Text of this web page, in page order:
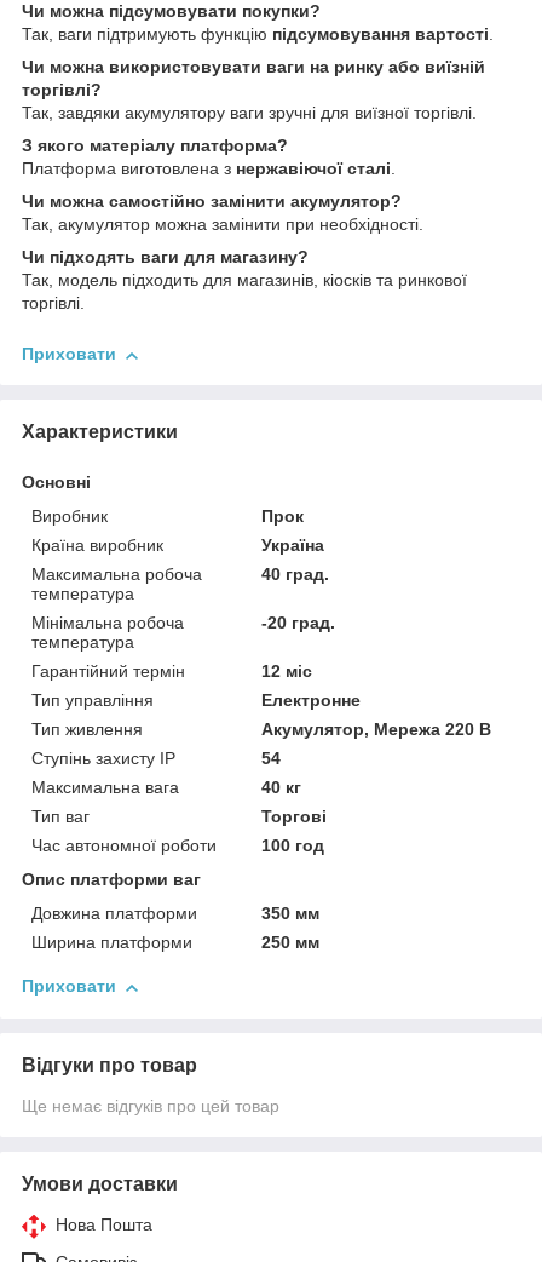
Чи можна підсумовувати покупки?
Так, ваги підтримують функцію підсумовування вартості.
Чи можна використовувати ваги на ринку або виїзній
торгівлі?
Так, завдяки акумулятору ваги зручні для виїзної торгівлі.
З якого матеріалу платформа?
Платформа виготовлена з нержавіючої сталі.
Чи можна самостійно замінити акумулятор?
Так, акумулятор можна замінити при необхідності.
Чи підходять ваги для магазину?
Так, модель підходить для магазинів, кіосків та ринкової
торгівлі.
Приховати
Характеристики
Основні
Виробник
Прок
Країна виробник
Україна
Максимальна робоча
температура
40 град.
Мінімальна робоча
температура
-20 град.
Гарантійний термін
12 міс
Тип управління
Електронне
Тип живлення
Акумулятор, Мережа 220 В
Ступінь захисту IP
54
Максимальна вага
40 кг
Тип ваг
Торгові
Час автономної роботи
100 год
Опис платформи ваг
Довжина платформи
350 мм
Ширина платформи
250 мм
Приховати
Відгуки про товар
Ще немає відгуків про цей товар
Умови доставки
Нова Пошта